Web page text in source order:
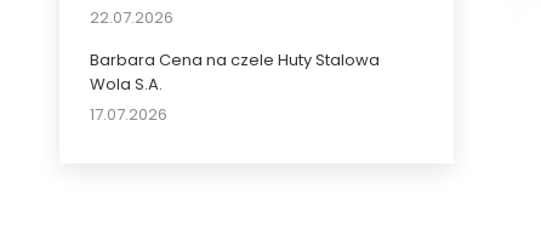
22.07.2026
Barbara Cena na czele Huty Stalowa
Wola S.A.
17.07.2026